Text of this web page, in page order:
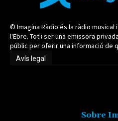
© Imagina Ràdio és la ràdio
l'Ebre. Tot i ser una emissora
públic per oferir una informació de
Avís legal
Sobre